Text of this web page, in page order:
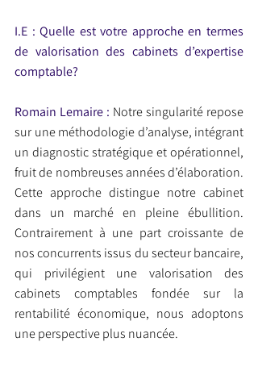
I.E : Quelle est votre approche en termes
de valorisation des cabinets d’expertise
comptable?
Romain Lemaire : Notre singularité repose
sur une méthodologie d’analyse, intégrant
un diagnostic stratégique et opérationnel,
fruit de nombreuses années d’élaboration.
Cette approche distingue notre cabinet
dans un marché en pleine ébullition.
Contrairement à une part croissante de
nos concurrents issus du secteur bancaire,
qui privilégient une valorisation des
cabinets comptables fondée sur la
rentabilité économique, nous adoptons
une perspective plus nuancée.